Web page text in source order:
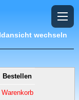
wechseln
Bestellen
Warenkorb